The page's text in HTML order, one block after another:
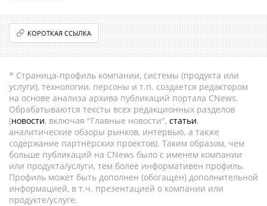
КОРОТКАЯ ССЫЛКА
* Страница-профиль компании, системы (продукта или
услуги), технологии, персоны и т.п. создается редактором
на основе анализа архива публикаций портала CNews.
Обрабатываются тексты всех редакционных разделов
(новости, включая "Главные новости", статьи,
аналитические обзоры рынков, интервью, а также
содержание партнёрских проектов). Таким образом, чем
больше публикаций на CNews было с именем компании
или продукта/услуги, тем более информативен профиль.
Профиль может быть дополнен (обогащен) дополнительной
информацией, в т.ч. презентацией о компании или
продукте/услуге.